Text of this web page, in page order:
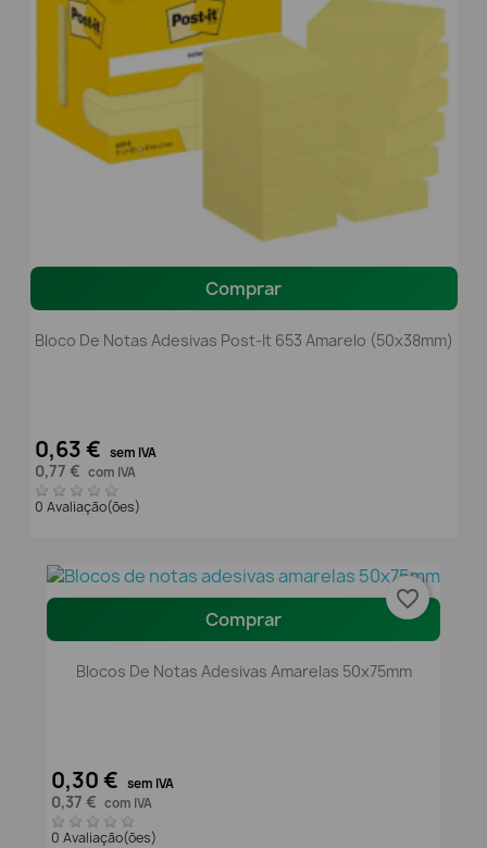
Comprar
Bloco De Notas Adesivas Post-It 653 Amarelo (50x38mm)
0,63 € sem IVA
0,77 € com IVA
0 Avaliação(ões)
Comprar
Blocos De Notas Adesivas Amarelas 50x75mm
0,30 € sem IVA
0,37 € com IVA
0 Avaliação(ões)
favorite_border